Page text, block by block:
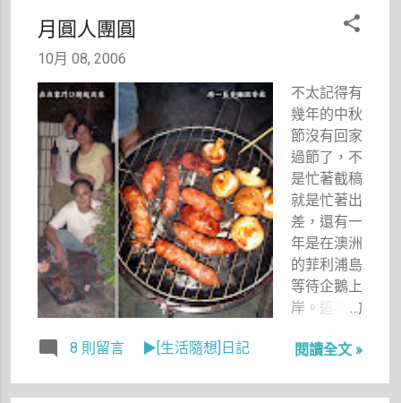
月圓人團圓
10月 08, 2006
不太記得有
幾年的中秋
節沒有回家
過節了，不
是忙著截稿
就是忙著出
差，還有一
年是在澳洲
的菲利浦島
等待企鵝上
岸。這次的
好遇到月初
期，而且剛
8 則留言 ▶[生活隨想]日記 閱讀全文 »